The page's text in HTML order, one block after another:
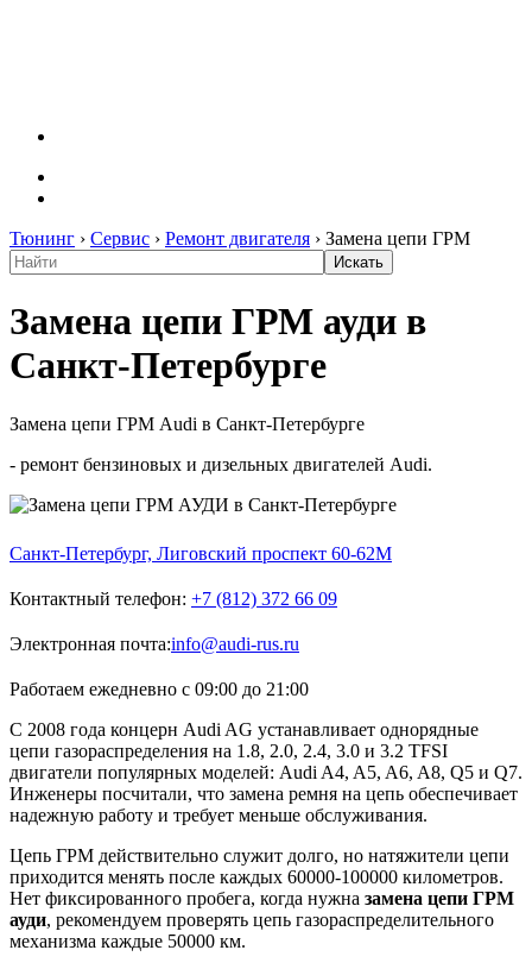
Тюнинг › Сервис › Ремонт двигателя › Замена цепи ГРМ
Замена цепи ГРМ ауди в
Санкт-Петербурге
Замена цепи ГРМ Audi в Санкт-Петербурге
- ремонт бензиновых и дизельных двигателей Audi.
Санкт-Петербург, Лиговский проспект 60-62М
Контактный телефон: +7 (812) 372 66 09
Электронная почта:info@audi-rus.ru
Работаем ежедневно с 09:00 до 21:00
С 2008 года концерн Audi AG устанавливает однорядные
цепи газораспределения на 1.8, 2.0, 2.4, 3.0 и 3.2 TFSI
двигатели популярных моделей: Audi A4, A5, A6, A8, Q5 и Q7.
Инженеры посчитали, что замена ремня на цепь обеспечивает
надежную работу и требует меньше обслуживания.
Цепь ГРМ действительно служит долго, но натяжители цепи
приходится менять после каждых 60000-100000 километров.
Нет фиксированного пробега, когда нужна замена цепи ГРМ
ауди, рекомендуем проверять цепь газораспределительного
механизма каждые 50000 км.